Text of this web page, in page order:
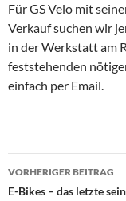
Für GS Velo mit
Verkauf suchen wir
in der Werkstatt am
feststehenden
einfach per Email.
VORHERIGER BEITRAG
E-Bikes – das letzte